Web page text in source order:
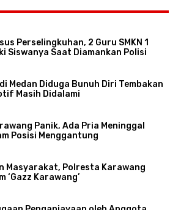
Perselingkuhan, 2 Guru SMKN 1
Siswanya Saat Diamankan Polisi
Medan Diduga Bunuh Diri Tembakan
Masih Didalami
Panik, Ada Pria Meninggal
Posisi Menggantung
Masyarakat, Polresta Karawang
‘Gazz Karawang’